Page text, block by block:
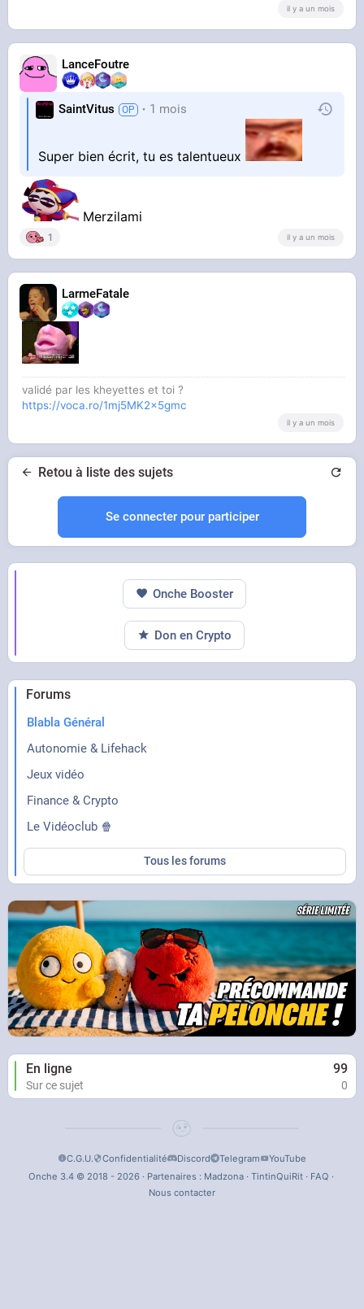
il y a un mois
LanceFoutre
SaintVitus 1 mois
Super bien écrit, tu es talentueux
Merzilami
1 il y a un mois
LarmeFatale
validé par les kheyettes et toi ?
https://voca.ro/1mj5MK2x5gmc
il y a un mois
Retou à liste des sujets
Se connecter pour participer
Forums
Blabla Général
Autonomie & Lifehack
Jeux vidéo
Finance & Crypto
Le Vidéoclub 🍿
Tous les forums
En ligne 99
Sur ce sujet 0
Onche Booster
Don en Crypto
C.G.U. Confidentialité Discord Telegram
YouTube
Onche 3.4 © 2018 - 2026 · Partenaires : Madzona· TintinQuiRit· FAQ ·
Nous contacter